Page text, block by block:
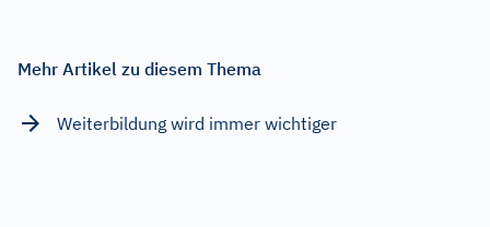
Mehr Artikel zu diesem Thema
Weiterbildung wird immer wichtiger